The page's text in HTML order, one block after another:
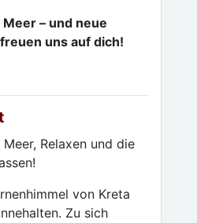
– und neue
uns auf dich!
Relaxen und die
von Kreta
Zu sich